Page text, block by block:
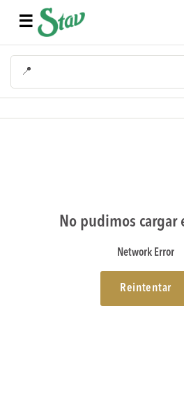
☰
📍
No pudimos cargar
Network Error
Reintentar